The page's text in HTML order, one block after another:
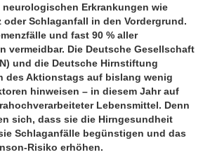
Erkrankungen wie
oder Schlaganfall in den Vordergrund.
und fast 90 % aller
vermeidbar. Die Deutsche Gesellschaft
und die Deutsche Hirnstiftung
des Aktionstags auf bislang wenig
hinweisen – in diesem Jahr auf
Lebensmittel. Denn
sich, dass sie die Hirngesundheit
Schlaganfälle begünstigen und das
Risiko erhöhen.